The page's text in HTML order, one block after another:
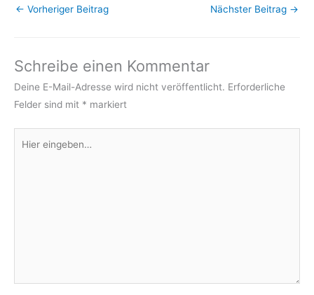
← Vorheriger Beitrag Nächster Beitrag →
Schreibe einen Kommentar
Deine E-Mail-Adresse wird nicht veröffentlicht. Erforderliche
Felder sind mit * markiert
eingeben…